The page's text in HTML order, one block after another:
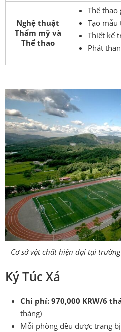
Nghệ thuật
Thẩm mỹ và
Thể thao
Thể thao
Tạo mẫu
Thiết kế
Phát
Cơ sở vật chất hiện đại tại
Ký Túc Xá
Chi phí: 970,000 KRW/6
tháng)
Mỗi phòng đều được trang